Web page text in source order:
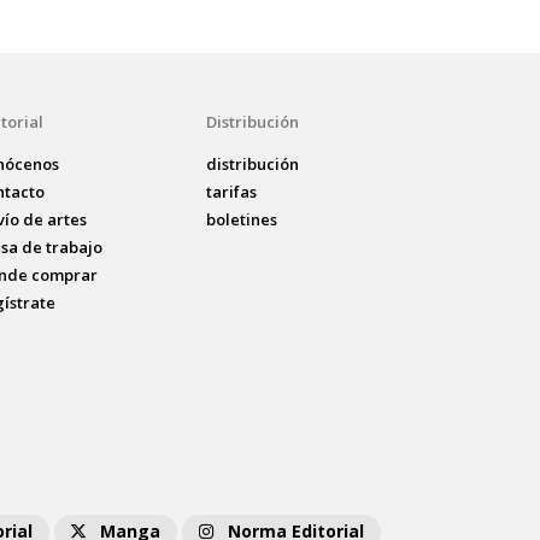
de artes
de trabajo
comprar
Distribución
distribución
tarifas
boletines
Manga Norma Editorial